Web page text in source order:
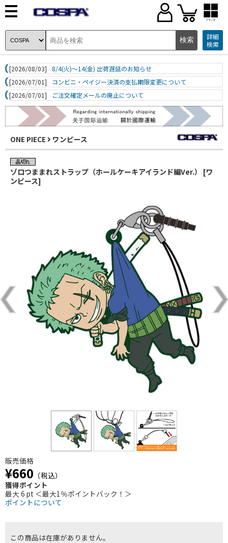
ブランド
詳細
検索
[2026/08/03]
8/4(火)～14(金) 出荷遅延のお知らせ
[2026/07/01]
コンビニ・ペイジー決済の支払期限変更について
[2026/07/01]
ご注文確定メールの廃止について
ONE PIECE ワンピース
ゾロつままれストラップ（ホールケーキアイランド編Ver.） [ワ
ンピース]
販売価格
¥660 （税込）
獲得ポイント
最大 6 pt ＜最大1％ポイントバック！＞
ポイントについて
この商品は在庫がありません。